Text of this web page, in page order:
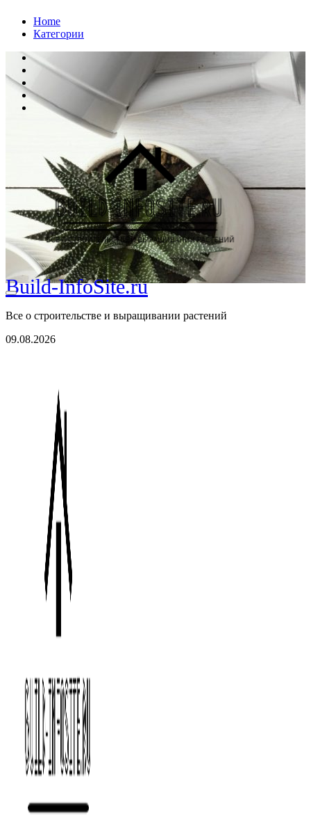
ПерейтиHome
Категории
Build-InfoSite.ru
Все о строительстве и выращивании растений
09.08.2026